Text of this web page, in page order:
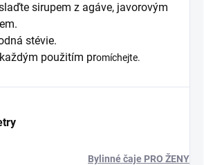
sirupem z agáve, javorovým
stévie.
použitím promíchejte.
Bylinné čaje PRO ŽENY